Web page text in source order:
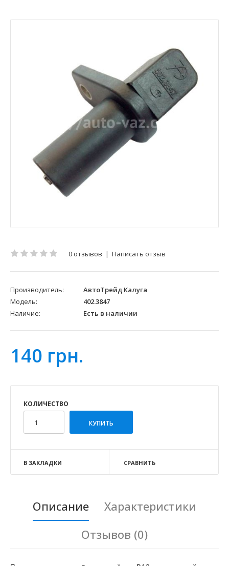
0 отзывов | Написать отзыв
Производитель:
АвтоТрейд Калуга
Модель:
402.3847
Наличие:
Есть в наличии
140 грн.
КОЛИЧЕСТВО
В ЗАКЛАДКИ СРАВНИТЬ
Описание
Характеристики
Отзывов (0)